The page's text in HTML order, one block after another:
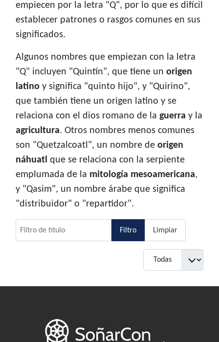
empiecen por la letra "Q", por lo que es difícil
establecer patrones o rasgos comunes en sus
significados.
Algunos nombres que empiezan con la letra
"Q" incluyen "Quintín", que tiene un origen
latino y significa "quinto hijo", y "Quirino",
que también tiene un origen latino y se
relaciona con el dios romano de la guerra y la
agricultura. Otros nombres menos comunes
son "Quetzalcoatl", un nombre de origen
náhuatl que se relaciona con la serpiente
emplumada de la mitología mesoamericana,
y "Qasim", un nombre árabe que significa
"distribuidor" o "repartidor".
Filtro Limpiar
Cantidad